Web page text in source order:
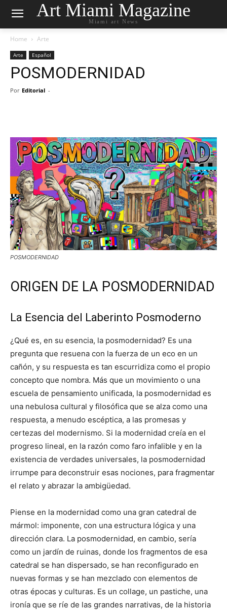
Art Miami Magazine
Miami art News
Home Arte
Arte Español
POSMODERNIDAD
Por Editorial -
POSMODERNIDAD
ORIGEN DE LA POSMODERNIDAD
La Esencia del Laberinto Posmoderno
¿Qué es, en su esencia, la posmodernidad? Es una
pregunta que resuena con la fuerza de un eco en un
cañón, y su respuesta es tan escurridiza como el propio
concepto que nombra. Más que un movimiento o una
escuela de pensamiento unificada, la posmodernidad es
una nebulosa cultural y filosófica que se alza como una
respuesta, a menudo escéptica, a las promesas y
certezas del modernismo. Si la modernidad creía en el
progreso lineal, en la razón como faro infalible y en la
existencia de verdades universales, la posmodernidad
irrumpe para deconstruir esas nociones, para fragmentar
el relato y abrazar la ambigüedad.
Piense en la modernidad como una gran catedral de
mármol: imponente, con una estructura lógica y una
dirección clara. La posmodernidad, en cambio, sería
como un jardín de ruinas, donde los fragmentos de esa
catedral se han dispersado, se han reconfigurado en
nuevas formas y se han mezclado con elementos de
otras épocas y culturas. Es un collage, un pastiche, una
ironía que se ríe de las grandes narrativas, de la historia